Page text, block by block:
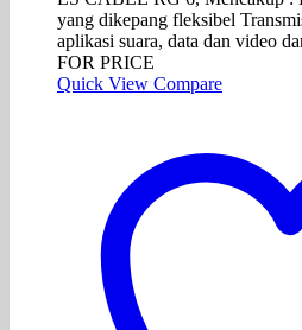
yang dikepang fleksibel
aplikasi suara, data dan video
FOR PRICE
Quick View Compare